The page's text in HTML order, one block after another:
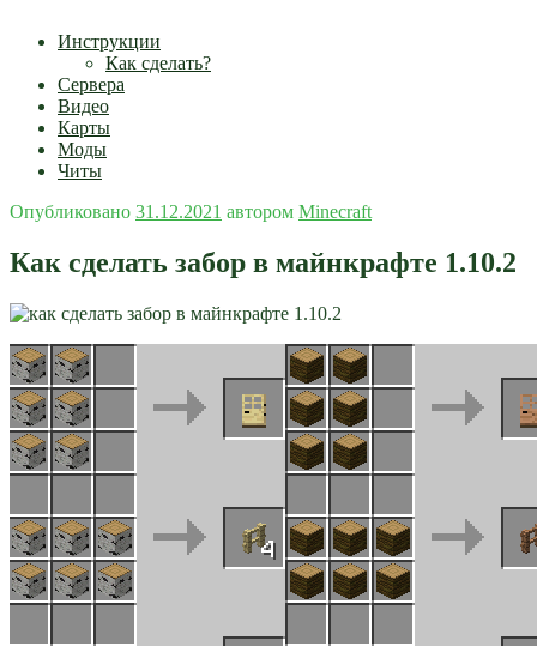
Инструкции
Как сделать?
Сервера
Видео
Карты
Моды
Читы
Опубликовано 31.12.2021 автором Minecraft
Как сделать забор в майнкрафте 1.10.2